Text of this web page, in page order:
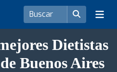
Dietistas
Buenos Aires